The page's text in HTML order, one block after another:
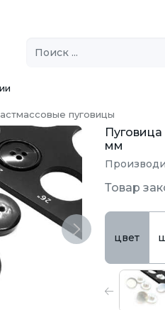
пуговицы
Next
Пуговица
мм
Товар
цвет